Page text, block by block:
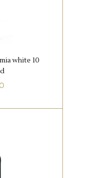
van
karamel,
charmant,
white 10